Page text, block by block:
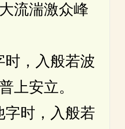
流湍激众峰
，入般若波
上安立。
时，入般若